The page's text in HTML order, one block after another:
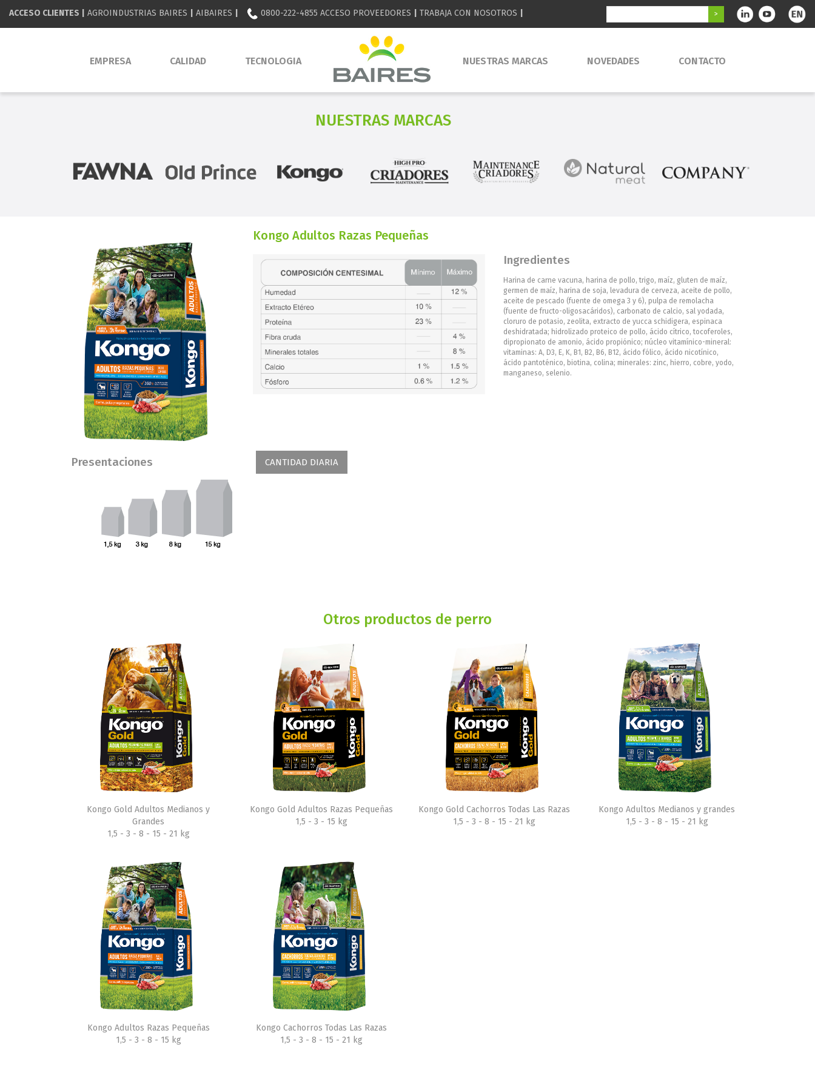
ACCESO CLIENTES | AGROINDUSTRIAS BAIRES AIBAIRES 0800-222-4855 ACCESO PROVEEDORES TRABAJA CON NOSOTROS
EMPRESA CALIDAD TECNOLOGIA NUESTRAS MARCAS NOVEDADES CONTACTO
NUESTRAS MARCAS
Kongo Adultos Razas Pequeñas
Ingredientes
Harina de carne vacuna, harina de pollo, trigo, maíz, gluten de maíz,
germen de maíz, harina de soja, levadura de cerveza, aceite de pollo,
aceite de pescado (fuente de omega 3 y 6), pulpa de remolacha
(fuente de fructo-oligosacáridos), carbonato de calcio, sal yodada,
cloruro de potasio, zeolita, extracto de yucca schidigera, espinaca
deshidratada; hidrolizado proteico de pollo, ácido cítrico, tocoferoles,
dipropionato de amonio, ácido propiónico; núcleo vitamínico-mineral:
vitaminas: A, D3, E, K, B1, B2, B6, B12, ácido fólico, ácido nicotínico,
ácido pantoténico, biotina, colina; minerales: zinc, hierro, cobre, yodo,
manganeso, selenio.
Presentaciones CANTIDAD DIARIA
Otros productos de perro
Kongo Gold Adultos Medianos y
Grandes
1,5 - 3 - 8 - 15 - 21 kg
Kongo Gold Adultos Razas Pequeñas
1,5 - 3 - 15 kg
Kongo Gold Cachorros Todas Las Razas
1,5 - 3 - 8 - 15 - 21 kg
Kongo Adultos Medianos y grandes
1,5 - 3 - 8 - 15 - 21 kg
Kongo Adultos Razas Pequeñas
1,5 - 3 - 8 - 15 kg
Kongo Cachorros Todas Las Razas
1,5 - 3 - 8 - 15 - 21 kg